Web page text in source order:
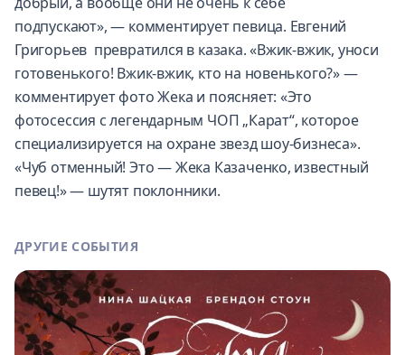
подпускают», — комментирует певица. Евгений
Григорьев превратился в казака. «Вжик-вжик, уноси
готовенького! Вжик-вжик, кто на новенького?» —
комментирует фото Жека и поясняет: «Это
фотосессия с легендарным ЧОП „Карат“, которое
специализируется на охране звезд шоу-бизнеса».
«Чуб отменный! Это — Жека Казаченко, известный
певец!» — шутят поклонники.
ДРУГИЕ СОБЫТИЯ